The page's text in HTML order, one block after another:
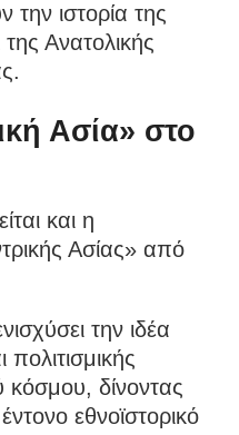
την ιστορία της
Ανατολικής
Ασία» στο
και η
Ασίας» από
την ιδέα
πολιτισμικής
κόσμου, δίνοντας
εθνοϊστορικό